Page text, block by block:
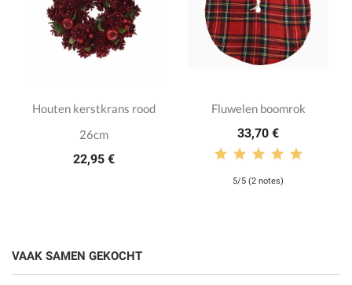
Houten kerstkrans rood
26cm
22,95 €
Fluwelen boomrok
33,70 €
5/5 (2 notes)
VAAK SAMEN GEKOCHT